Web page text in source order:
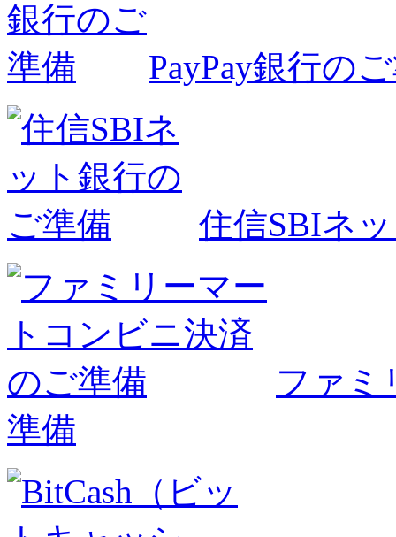
PayPay銀行の
住信SBIネ
ファミ
準備